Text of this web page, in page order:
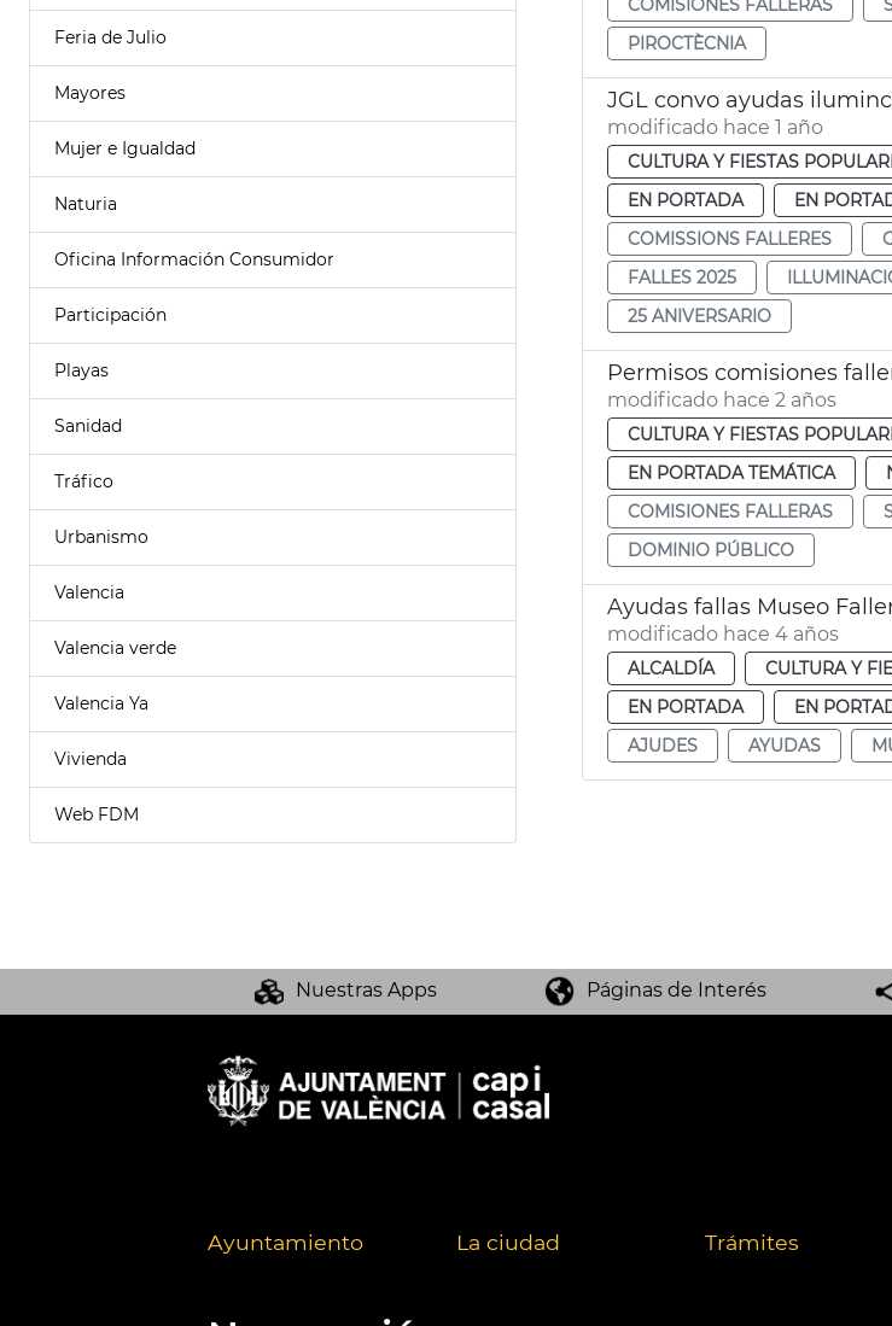
Feria de Julio
Mayores
Mujer e Igualdad
Naturia
Oficina Información Consumidor
Participación
Playas
Sanidad
Tráfico
Urbanismo
Valencia
Valencia verde
Valencia Ya
Vivienda
Web FDM
COMISIONES FALLERAS
PIROCTÈCNIA
JGL convo ayudas
modificado hace 1 año
CULTURA Y FIESTAS
EN PORTADA
EN
COMISSIONS FALLERES
FALLES 2025
25 ANIVERSARIO
Permisos comisiones
modificado hace 2 años
CULTURA Y FIESTAS
EN PORTADA TEMÁTICA
COMISIONES FALLERAS
DOMINIO PÚBLICO
Ayudas fallas Museo
modificado hace 4 años
ALCALDÍA CULTURA Y
EN PORTADA
EN
AJUDES
AYUDAS
Nuestras Apps Páginas de Interés
Ayuntamiento La ciudad Trámites